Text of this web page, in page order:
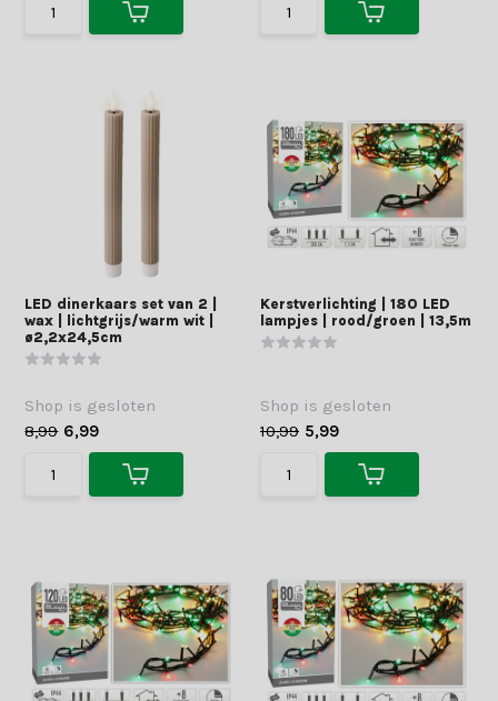
LED dinerkaars set van 2 |
wax | lichtgrijs/warm wit |
ø2,2x24,5cm
Shop is gesloten
8,99 6,99
Kerstverlichting | 180 LED
lampjes | rood/groen | 13,5m
Shop is gesloten
10,99 5,99